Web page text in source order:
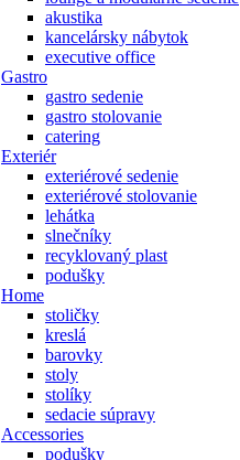
akustika
kancelársky nábytok
executive office
Gastro
gastro sedenie
gastro stolovanie
catering
Exteriér
exteriérové sedenie
exteriérové stolovanie
lehátka
slnečníky
recyklovaný plast
podušky
Home
stoličky
kreslá
barovky
stoly
stolíky
sedacie súpravy
Accessories
podušky